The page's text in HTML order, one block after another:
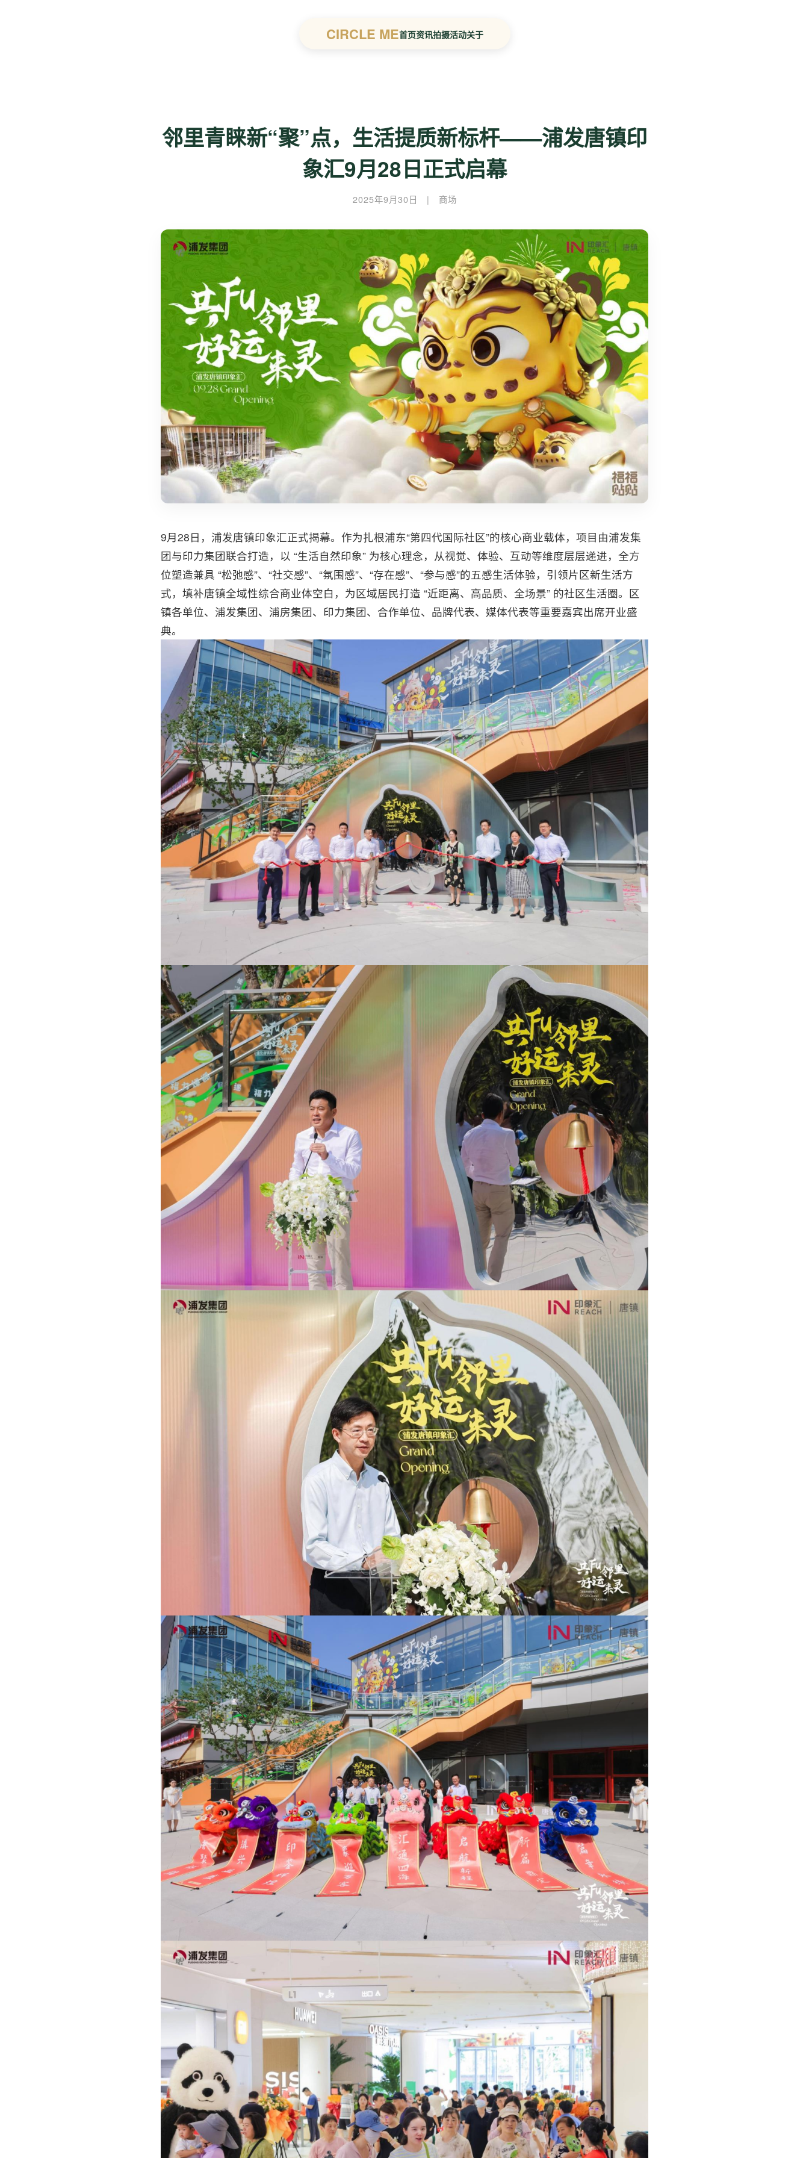
CIRCLE ME首页资讯拍摄活动关于
邻里青睐新“聚”点，生活提质新标杆——浦发唐镇印
象汇9月28日正式启幕
2025年9月30日 | 商场
9月28日，浦发唐镇印象汇正式揭幕。作为扎根浦东“第四代国际社区”的核心商业载体，项目由浦发集
团与印力集团联合打造，以 “生活自然印象” 为核心理念，从视觉、体验、互动等维度层层递进，全方
位塑造兼具 “松弛感”、“社交感”、“氛围感”、“存在感”、“参与感”的五感生活体验，引领片区新生活方
式，填补唐镇全域性综合商业体空白，为区域居民打造 “近距离、高品质、全场景” 的社区生活圈。区
镇各单位、浦发集团、浦房集团、印力集团、合作单位、品牌代表、媒体代表等重要嘉宾出席开业盛
典。